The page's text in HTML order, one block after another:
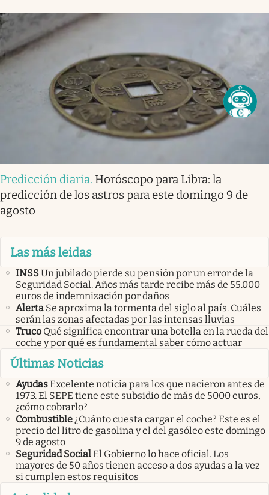
Predicción diaria. Horóscopo para Libra: la
predicción de los astros para este domingo 9 de
agosto
Las más leidas
INSSUn jubilado pierde su pensión por un error de la
Seguridad Social. Años más tarde recibe más de 55.000
euros de indemnización por daños
Alerta Se aproxima la tormenta del siglo al país. Cuáles
serán las zonas afectadas por las intensas lluvias
Truco Qué significa encontrar una botella en la rueda del
coche y por qué es fundamental saber cómo actuar
Últimas Noticias
AyudasExcelente noticia para los que nacieron antes de
1973. El SEPE tiene este subsidio de más de 5000 euros,
¿cómo cobrarlo?
Combustible¿Cuánto cuesta cargar el coche? Este es el
precio del litro de gasolina y el del gasóleo este domingo
9 de agosto
Seguridad SocialEl Gobierno lo hace oficial. Los
mayores de 50 años tienen acceso a dos ayudas a la vez
si cumplen estos requisitos